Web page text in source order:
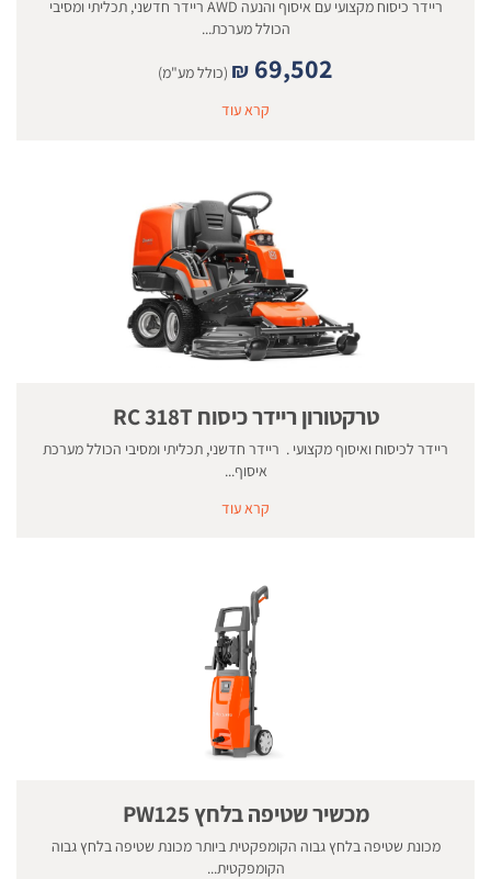
ריידר כיסוח מקצועי עם איסוף והנעה AWD ריידר חדשני, תכליתי ומסיבי
הכולל מערכת...
₪ 69,502
(כולל מע"מ)
קרא עוד
טרקטורון ריידר כיסוח RC 318T
ריידר לכיסוח ואיסוף מקצועי . ריידר חדשני, תכליתי ומסיבי הכולל מערכת
איסוף...
קרא עוד
מכשיר שטיפה בלחץ PW125
מכונת שטיפה בלחץ גבוה הקומפקטית ביותר מכונת שטיפה בלחץ גבוה
הקומפקטית...